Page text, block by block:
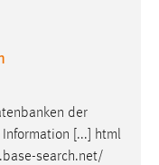
der
[...] html
search.net/